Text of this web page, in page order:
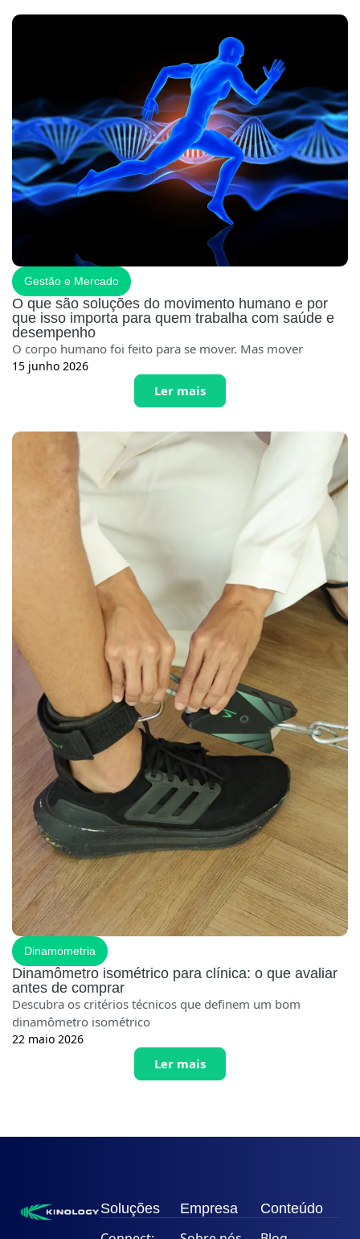
Gestão e Mercado
O que são soluções do movimento humano e por
que isso importa para quem trabalha com saúde e
desempenho
O corpo humano foi feito para se mover. Mas mover
15 junho 2026
Ler mais
Dinamometria
Dinamômetro isométrico para clínica: o que avaliar
antes de comprar
Descubra os critérios técnicos que definem um bom
dinamômetro isométrico
22 maio 2026
Ler mais
Soluções Empresa Conteúdo